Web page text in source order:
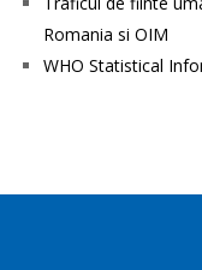
Romania si OIM
WHO Statistical